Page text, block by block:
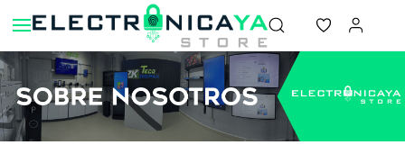
Skip to
main
content